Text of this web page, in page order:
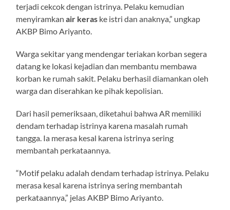
terjadi cekcok dengan istrinya. Pelaku kemudian
menyiramkanair keras ke istri dan anaknya,” ungkap
AKBP Bimo Ariyanto.
Warga sekitar yang mendengar teriakan korban segera
datang ke lokasi kejadian dan membantu membawa
korban ke rumah sakit. Pelaku berhasil diamankan oleh
warga dan diserahkan ke pihak kepolisian.
Dari hasil pemeriksaan, diketahui bahwa AR memiliki
dendam terhadap istrinya karena masalah rumah
tangga. Ia merasa kesal karena istrinya sering
membantah perkataannya.
“Motif pelaku adalah dendam terhadap istrinya. Pelaku
merasa kesal karena istrinya sering membantah
perkataannya,” jelas AKBP Bimo Ariyanto.